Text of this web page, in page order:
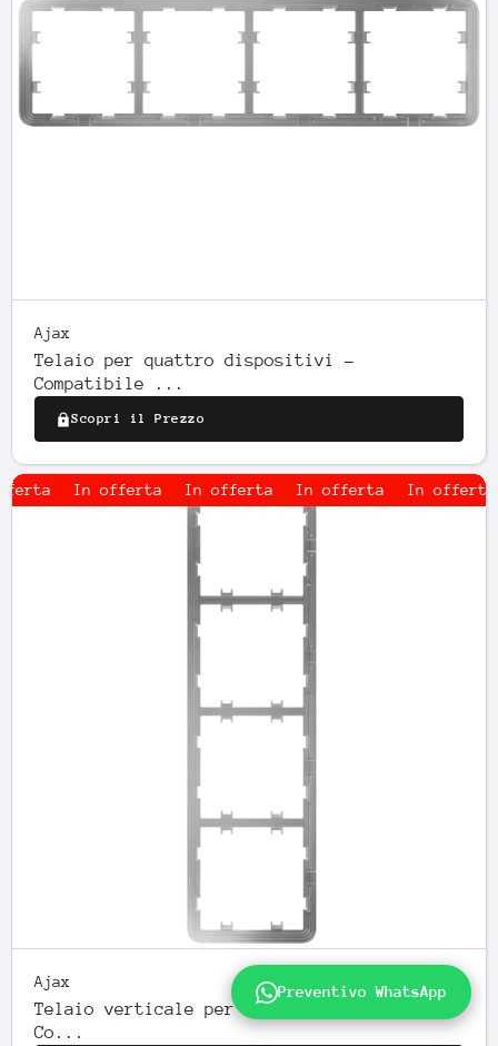
Ajax
Telaio per quattro dispositivi -
Compatibile ...
Scopri il Prezzo
In offerta In offerta In offerta In offerta In
Ajax
Telaio verticale per quattro dispositivi -
Co...
Preventivo WhatsApp